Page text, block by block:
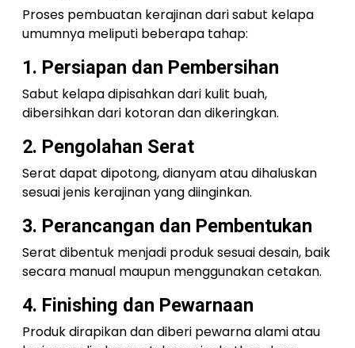
Proses pembuatan kerajinan dari sabut kelapa
umumnya meliputi beberapa tahap:
1. Persiapan dan Pembersihan
Sabut kelapa dipisahkan dari kulit buah,
dibersihkan dari kotoran dan dikeringkan.
2. Pengolahan Serat
Serat dapat dipotong, dianyam atau dihaluskan
sesuai jenis kerajinan yang diinginkan.
3. Perancangan dan Pembentukan
Serat dibentuk menjadi produk sesuai desain, baik
secara manual maupun menggunakan cetakan.
4. Finishing dan Pewarnaan
Produk dirapikan dan diberi pewarna alami atau